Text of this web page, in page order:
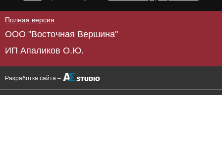
Полная версия
ООО "Восточная Вершина"
ИП Апаликов О.Ю.
Разработка сайта –